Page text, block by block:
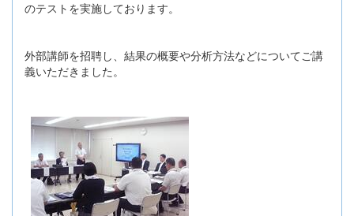
のテストを実施しております。
外部講師を招聘し、結果の概要や分析方法などについてご講
義いただきました。